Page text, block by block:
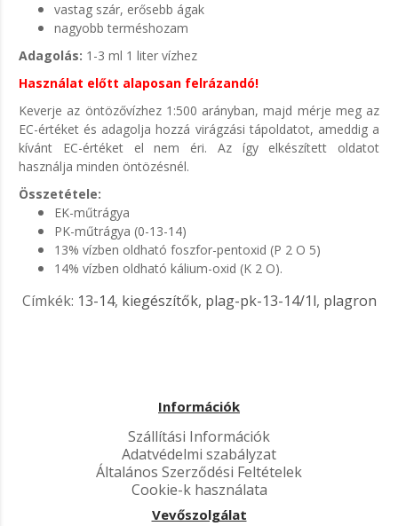
vastag szár, erősebb ágak
nagyobb terméshozam
Adagolás: 1-3 ml 1 liter vízhez
Használat előtt alaposan felrázandó!
Keverje az öntözővízhez 1:500 arányban, majd mérje meg az
EC-értéket és adagolja hozzá virágzási tápoldatot, ameddig a
kívánt EC-értéket el nem éri. Az így elkészített oldatot
használja minden öntözésnél.
Összetétele:
EK-műtrágya
PK-műtrágya (0-13-14)
13% vízben oldható foszfor-pentoxid (P 2 O 5)
14% vízben oldható kálium-oxid (K 2 O).
Címkék: 13-14, kiegészítők, plag-pk-13-14/1l, plagron
Információk
Szállítási Információk
Adatvédelmi szabályzat
Általános Szerződési Feltételek
Cookie-k használata
Vevőszolgálat